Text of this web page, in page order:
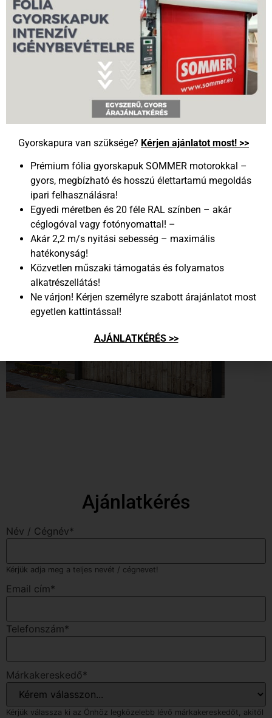
Ajánlatkérés
Név / Cégnév*
Kérjük adja meg a teljes nevét / cégnevet!
Email cím*
Telefonszám*
Márkakereskedő*
Kérjük válassza ki az Önhöz legközelebb lévő márkakereskedőt, akitől
Gyorskapura van szüksége? Kérjen ajánlatot most! >>
Prémium fólia gyorskapuk SOMMER motorokkal –
gyors, megbízható és hosszú élettartamú megoldás
ipari felhasználásra!
Egyedi méretben és 20 féle RAL színben – akár
céglogóval vagy fotónyomattal! –
Akár 2,2 m/s nyitási sebesség – maximális
hatékonyság!
Közvetlen műszaki támogatás és folyamatos
alkatrészellátás!
Ne várjon! Kérjen személyre szabott árajánlatot most
egyetlen kattintással!
AJÁNLATKÉRÉS >>